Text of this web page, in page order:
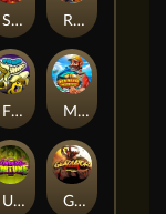
Stormforged Rusty & Curly
FRKN Bananas Marlin Master
Undead Fortune Gladiator Legends